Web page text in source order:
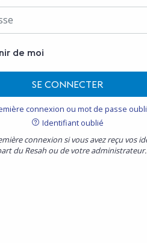
de moi
SE CONNECTER
connexion ou mot de passe
Identifiant oublié
connexion si vous avez reçu vos
du Resah ou de votre administrateur.